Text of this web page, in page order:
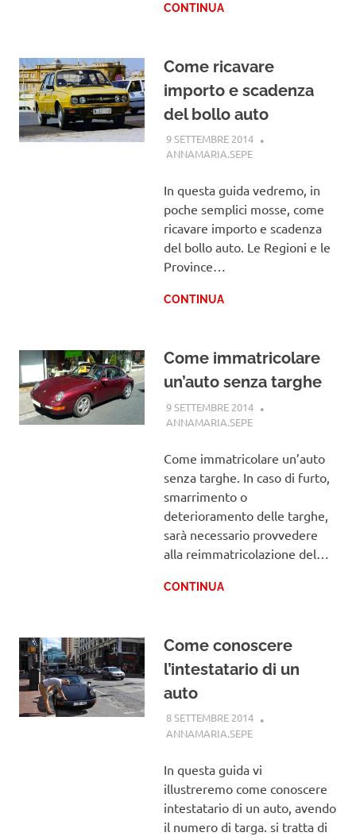
CONTINUA
Come ricavare
importo e scadenza
del bollo auto
9 SETTEMBRE 2014
ANNAMARIA.SEPEGUIDE
In questa guida vedremo, in
poche semplici mosse, come
ricavare importo e scadenza
del bollo auto. Le Regioni e le
Province…
CONTINUA
Come immatricolare
un’auto senza targhe
9 SETTEMBRE 2014
ANNAMARIA.SEPEGUIDE
Come immatricolare un’auto
senza targhe. In caso di furto,
smarrimento o
deterioramento delle targhe,
sarà necessario provvedere
alla reimmatricolazione del…
CONTINUA
Come conoscere
l’intestatario di un
auto
8 SETTEMBRE 2014
ANNAMARIA.SEPEGUIDE
In questa guida vi
illustreremo come conoscere
intestatario di un auto, avendo
il numero di targa. si tratta di